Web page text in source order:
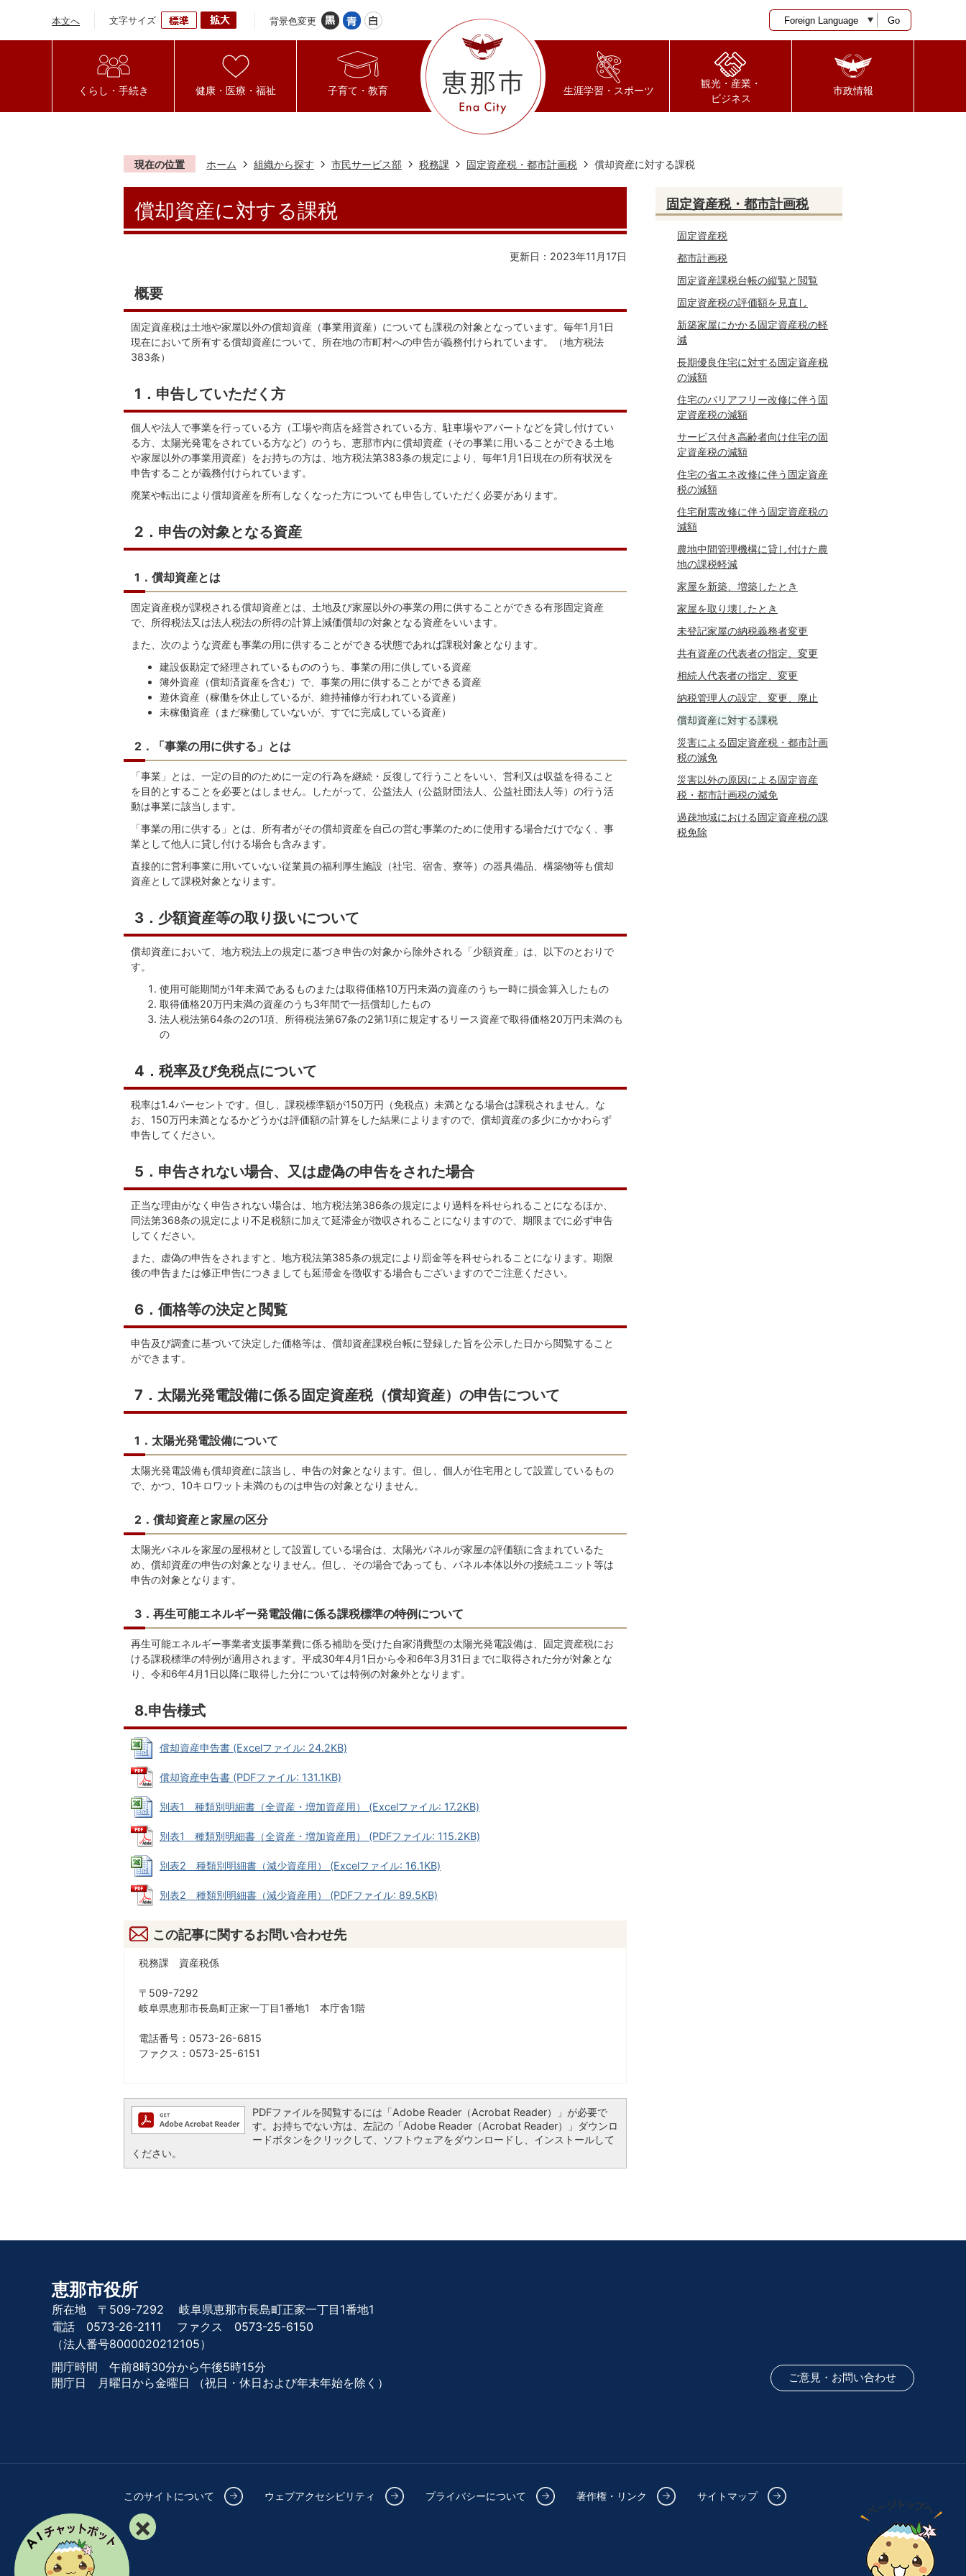
本文へ 文字サイズ 背景色変更 Go
くらし・手続き 健康・医療・福祉 子育て・教育 生涯学習・スポーツ
観光・産業・
ビジネス
市政情報
現在の位置 ホーム 組織から探す 市民サービス部 税務課 固定資産税・都市計画税 償却資産に対する課税
償却資産に対する課税
更新日：2023年11月17日
概要
固定資産税は土地や家屋以外の償却資産（事業用資産）についても課税の対象となっています。毎年1月1日
現在において所有する償却資産について、所在地の市町村への申告が義務付けられています。（地方税法
383条）
1．申告していただく方
個人や法人で事業を行っている方（工場や商店を経営されている方、駐車場やアパートなどを貸し付けてい
る方、太陽光発電をされている方など）のうち、恵那市内に償却資産（その事業に用いることができる土地
や家屋以外の事業用資産）をお持ちの方は、地方税法第383条の規定により、毎年1月1日現在の所有状況を
申告することが義務付けられています。
廃業や転出により償却資産を所有しなくなった方についても申告していただく必要があります。
2．申告の対象となる資産
1．償却資産とは
固定資産税が課税される償却資産とは、土地及び家屋以外の事業の用に供することができる有形固定資産
で、所得税法又は法人税法の所得の計算上減価償却の対象となる資産をいいます。
また、次のような資産も事業の用に供することができる状態であれば課税対象となります。
建設仮勘定で経理されているもののうち、事業の用に供している資産
簿外資産（償却済資産を含む）で、事業の用に供することができる資産
遊休資産（稼働を休止しているが、維持補修が行われている資産）
未稼働資産（まだ稼働していないが、すでに完成している資産）
2．「事業の用に供する」とは
「事業」とは、一定の目的のために一定の行為を継続・反復して行うことをいい、営利又は収益を得ること
を目的とすることを必要とはしません。したがって、公益法人（公益財団法人、公益社団法人等）の行う活
動は事業に該当します。
「事業の用に供する」とは、所有者がその償却資産を自己の営む事業のために使用する場合だけでなく、事
業として他人に貸し付ける場合も含みます。
直接的に営利事業に用いていない従業員の福利厚生施設（社宅、宿舎、寮等）の器具備品、構築物等も償却
資産として課税対象となります。
3．少額資産等の取り扱いについて
償却資産において、地方税法上の規定に基づき申告の対象から除外される「少額資産」は、以下のとおりで
す。
使用可能期間が1年未満であるものまたは取得価格10万円未満の資産のうち一時に損金算入したもの
取得価格20万円未満の資産のうち3年間で一括償却したもの
法人税法第64条の2の1項、所得税法第67条の2第1項に規定するリース資産で取得価格20万円未満のも
の
4．税率及び免税点について
税率は1.4パーセントです。但し、課税標準額が150万円（免税点）未満となる場合は課税されません。な
お、150万円未満となるかどうかは評価額の計算をした結果によりますので、償却資産の多少にかかわらず
申告してください。
5．申告されない場合、又は虚偽の申告をされた場合
正当な理由がなく申告されない場合は、地方税法第386条の規定により過料を科せられることになるほか、
同法第368条の規定により不足税額に加えて延滞金が徴収されることになりますので、期限までに必ず申告
してください。
また、虚偽の申告をされますと、地方税法第385条の規定により罰金等を科せられることになります。期限
後の申告または修正申告につきましても延滞金を徴収する場合もございますのでご注意ください。
6．価格等の決定と閲覧
申告及び調査に基づいて決定した価格等は、償却資産課税台帳に登録した旨を公示した日から閲覧すること
ができます。
7．太陽光発電設備に係る固定資産税（償却資産）の申告について
1．太陽光発電設備について
太陽光発電設備も償却資産に該当し、申告の対象となります。但し、個人が住宅用として設置しているもの
で、かつ、10キロワット未満のものは申告の対象となりません。
2．償却資産と家屋の区分
太陽光パネルを家屋の屋根材として設置している場合は、太陽光パネルが家屋の評価額に含まれているた
め、償却資産の申告の対象となりません。但し、その場合であっても、パネル本体以外の接続ユニット等は
申告の対象となります。
3．再生可能エネルギー発電設備に係る課税標準の特例について
再生可能エネルギー事業者支援事業費に係る補助を受けた自家消費型の太陽光発電設備は、固定資産税にお
ける課税標準の特例が適用されます。平成30年4月1日から令和6年3月31日までに取得された分が対象とな
り、令和6年4月1日以降に取得した分については特例の対象外となります。
8.申告様式
償却資産申告書 (Excelファイル: 24.2KB)
償却資産申告書 (PDFファイル: 131.1KB)
別表1 種類別明細書（全資産・増加資産用） (Excelファイル: 17.2KB)
別表1 種類別明細書（全資産・増加資産用） (PDFファイル: 115.2KB)
別表2 種類別明細書（減少資産用） (Excelファイル: 16.1KB)
別表2 種類別明細書（減少資産用） (PDFファイル: 89.5KB)
この記事に関するお問い合わせ先
税務課 資産税係
〒509-7292
岐阜県恵那市長島町正家一丁目1番地1 本庁舎1階
電話番号：0573-26-6815
ファクス：0573-25-6151
PDFファイルを閲覧するには「Adobe Reader（Acrobat Reader）」が必要で
す。お持ちでない方は、左記の「Adobe Reader（Acrobat Reader）」ダウンロ
ードボタンをクリックして、ソフトウェアをダウンロードし、インストールして
ください。
固定資産税・都市計画税
固定資産税
都市計画税
固定資産課税台帳の縦覧と閲覧
固定資産税の評価額を見直し
新築家屋にかかる固定資産税の軽
減
長期優良住宅に対する固定資産税
の減額
住宅のバリアフリー改修に伴う固
定資産税の減額
サービス付き高齢者向け住宅の固
定資産税の減額
住宅の省エネ改修に伴う固定資産
税の減額
住宅耐震改修に伴う固定資産税の
減額
農地中間管理機構に貸し付けた農
地の課税軽減
家屋を新築、増築したとき
家屋を取り壊したとき
未登記家屋の納税義務者変更
共有資産の代表者の指定、変更
相続人代表者の指定、変更
納税管理人の設定、変更、廃止
償却資産に対する課税
災害による固定資産税・都市計画
税の減免
災害以外の原因による固定資産
税・都市計画税の減免
過疎地域における固定資産税の課
税免除
恵那市役所
所在地 〒509-7292
岐阜県恵那市長島町正家一丁目1番地1
電話 0573-26-2111
ファクス 0573-25-6150
（法人番号8000020212105）
開庁時間 午前8時30分から午後5時15分
開庁日 月曜日から金曜日
（祝日・休日および年末年始を除く） ご意見・お問い合わせ
このサイトについて ウェブアクセシビリティ プライバシーについて 著作権・リンク サイトマップ
×